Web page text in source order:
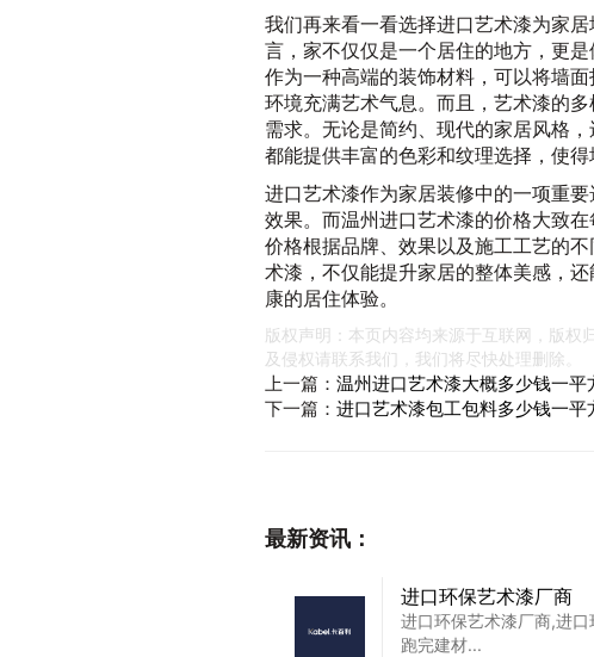
我们再来看一看选择进口艺术漆为家
言，家不仅仅是一个居住的地方，更
作为一种高端的装饰材料，可以将墙
环境充满艺术气息。而且，艺术漆的
需求。无论是简约、现代的家居风格
都能提供丰富的色彩和纹理选择，使得
进口艺术漆作为家居装修中的一项重
效果。而温州进口艺术漆的价格大致
价格根据品牌、效果以及施工工艺的
术漆，不仅能提升家居的整体美感，
康的居住体验。
版权声明：本页内容均来源于互联网，版权
及侵权请联系我们，我们将尽快处理删除。
上一篇： 温州进口艺术漆大概多少钱一
下一篇： 进口艺术漆包工包料多少钱一
最新资讯：
进口环保艺术漆厂商
进口环保艺术漆厂商,进
跑完建材...